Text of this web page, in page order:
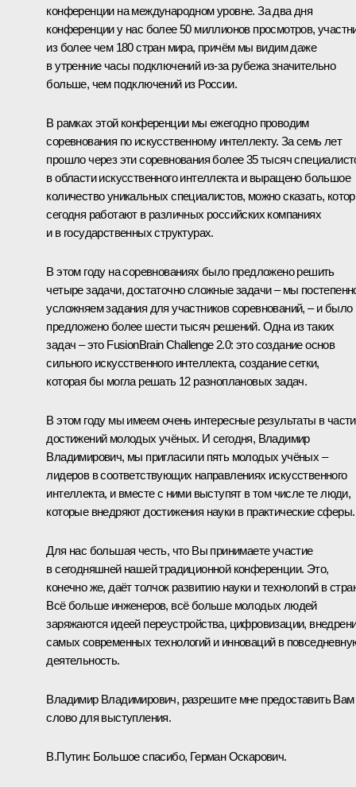
конференции на международном уровне. За два дня
конференции у нас более 50 миллионов просмотров,
из более чем 180 стран мира, причём мы видим даже
в утренние часы подключений из-за рубежа значительно
больше, чем подключений из России.
В рамках этой конференции мы ежегодно проводим
соревнования по искусственному интеллекту. За семь лет
прошло через эти соревнования более 35 тысяч
в области искусственного интеллекта и выращено большое
количество уникальных специалистов, можно сказать,
сегодня работают в различных российских компаниях
и в государственных структурах.
В этом году на соревнованиях было предложено решить
четыре задачи, достаточно сложные задачи – мы
усложняем задания для участников соревнований, – и было
предложено более шести тысяч решений. Одна из таких
задач – это FusionBrain Challenge 2.0: это создание основ
сильного искусственного интеллекта, создание сетки,
которая бы могла решать 12 разноплановых задач.
В этом году мы имеем очень интересные результаты в части
достижений молодых учёных. И сегодня, Владимир
Владимирович, мы пригласили пять молодых учёных –
лидеров в соответствующих направлениях искусственного
интеллекта, и вместе с ними выступят в том числе те люди,
которые внедряют достижения науки в практические сферы.
Для нас большая честь, что Вы принимаете участие
в сегодняшней нашей традиционной конференции. Это,
конечно же, даёт толчок развитию науки и технологий в
Всё больше инженеров, всё больше молодых людей
заряжаются идеей переустройства, цифровизации,
самых современных технологий и инноваций в
деятельность.
Владимир Владимирович, разрешите мне предоставить Вам
слово для выступления.
В.Путин: Большое спасибо, Герман Оскарович.